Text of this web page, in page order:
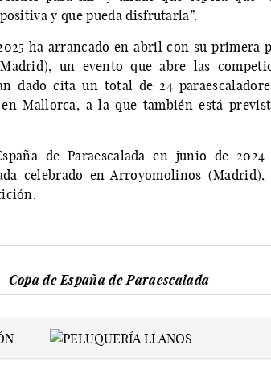
y que pueda disfrutarla”.
ha arrancado en abril con su primera
un evento que abre las
dado cita un total de 24
Mallorca, a la que también está
de Paraescalada en junio de
celebrado en Arroyomolinos
Copa de España de Paraescalada